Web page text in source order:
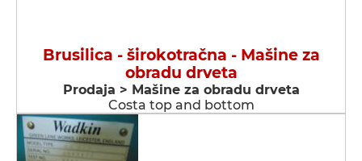
Brusilica - širokotračna - Мašine za
obradu drveta
Prodaja > Мašine za obradu drveta
Costa top and bottom